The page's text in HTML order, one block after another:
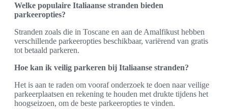
Welke populaire Italiaanse stranden bieden
parkeeropties?
Stranden zoals die in Toscane en aan de Amalfikust hebben
verschillende parkeeropties beschikbaar, variërend van gratis
tot betaald parkeren.
Hoe kan ik veilig parkeren bij Italiaanse stranden?
Het is aan te raden om vooraf onderzoek te doen naar veilige
parkeerplaatsen en rekening te houden met drukte tijdens het
hoogseizoen, om de beste parkeeropties te vinden.